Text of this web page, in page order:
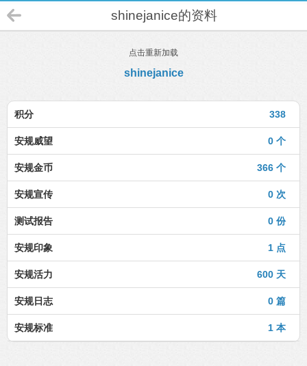
shinejanice的资料
点击重新加载
shinejanice
338
积分
0 个
安规威望
366 个
安规金币
0 次
安规宣传
0 份
测试报告
1 点
安规印象
600 天
安规活力
0 篇
安规日志
1 本
安规标准